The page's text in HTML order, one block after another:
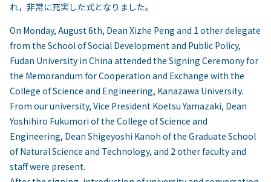
れ，非常に充実した式となりました。
On Monday, August 6th, Dean Xizhe Peng and 1 other delegate
from the School of Social Development and Public Policy,
Fudan University in China attended the Signing Ceremony for
the Memorandum for Cooperation and Exchange with the
College of Science and Engineering, Kanazawa University.
From our university, Vice President Koetsu Yamazaki, Dean
Yoshihiro Fukumori of the College of Science and
Engineering, Dean Shigeyoshi Kanoh of the Graduate School
of Natural Science and Technology, and 2 other faculty and
staff were present.